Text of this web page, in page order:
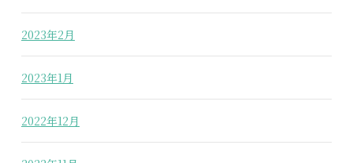
2023年2月
2023年1月
2022年12月